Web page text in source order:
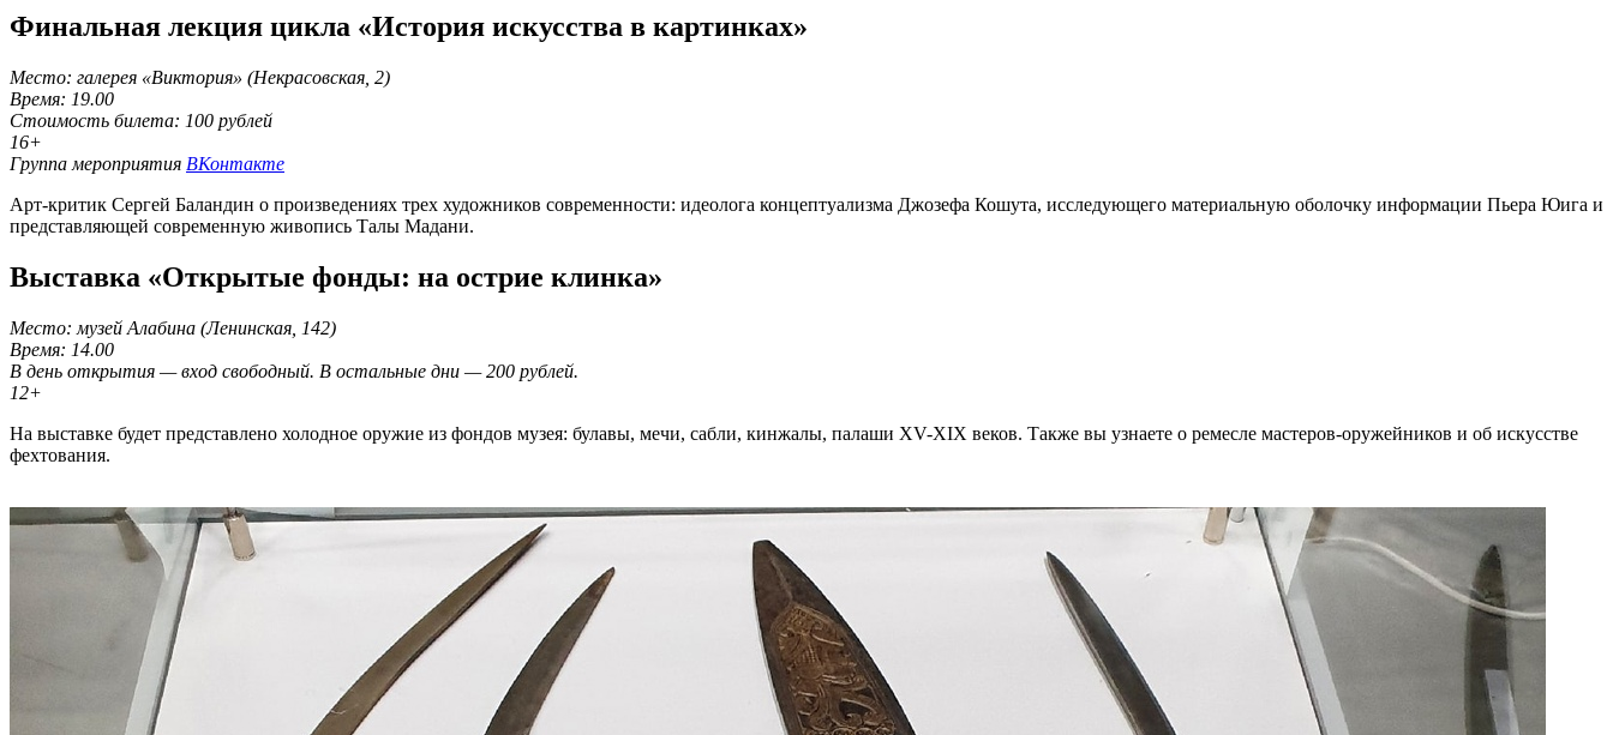
Финальная лекция цикла «История искусства в картинках»
Место: галерея «Виктория» (Некрасовская, 2)
Время: 19.00
Стоимость билета: 100 рублей
16+
Группа мероприятия ВКонтакте
Арт-критик Сергей Баландин о произведениях трех художников современности: идеолога концептуализма Джозефа Кошута, исследующего материальную оболочку информации Пьера Юига и
представляющей современную живопись Талы Мадани.
Выставка «Открытые фонды: на острие клинка»
Место: музей Алабина (Ленинская, 142)
Время: 14.00
В день открытия — вход свободный. В остальные дни — 200 рублей.
12+
На выставке будет представлено холодное оружие из фондов музея: булавы, мечи, сабли, кинжалы, палаши XV-XIX веков. Также вы узнаете о ремесле мастеров-оружейников и об искусстве
фехтования.